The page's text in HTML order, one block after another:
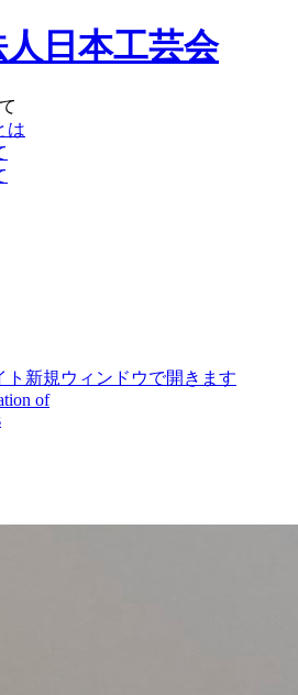
は
ト 新規ウィンドウで開きます
of